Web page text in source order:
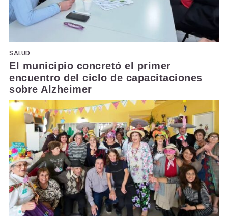
SALUD
El municipio concretó el primer
encuentro del ciclo de capacitaciones
sobre Alzheimer